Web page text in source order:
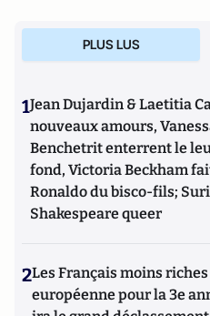
PLUS LUS
1Jean Dujardin & Laetitia
nouveaux amours,
Benchetrit enterrent le
fond, Victoria Beckham
Ronaldo du bisco-fils;
Shakespeare queer
2Les Français moins
européenne pour la 3e